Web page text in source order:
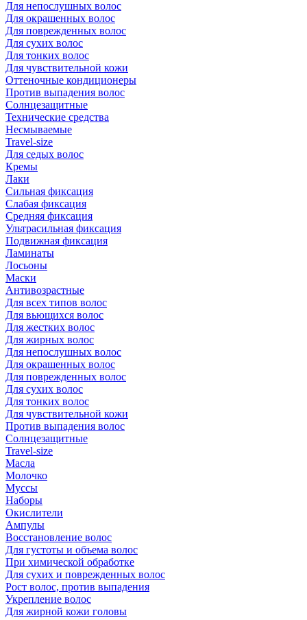
Для непослушных волос
Для окрашенных волос
Для поврежденных волос
Для сухих волос
Для тонких волос
Для чувствительной кожи
Оттеночные кондиционеры
Против выпадения волос
Солнцезащитные
Технические средства
Несмываемые
Travel-size
Для седых волос
Кремы
Лаки
Сильная фиксация
Слабая фиксация
Средняя фиксация
Ультрасильная фиксация
Подвижная фиксация
Ламинаты
Лосьоны
Маски
Антивозрастные
Для всех типов волос
Для вьющихся волос
Для жестких волос
Для жирных волос
Для непослушных волос
Для окрашенных волос
Для поврежденных волос
Для сухих волос
Для тонких волос
Для чувствительной кожи
Против выпадения волос
Солнцезащитные
Travel-size
Масла
Молочко
Муссы
Наборы
Окислители
Ампулы
Восстановление волос
Для густоты и объема волос
При химической обработке
Для сухих и поврежденных волос
Рост волос, против выпадения
Укрепление волос
Для жирной кожи головы